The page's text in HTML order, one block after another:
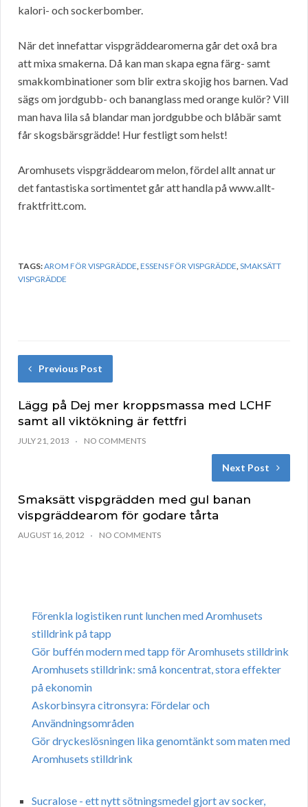
kalori- och sockerbomber.
När det innefattar vispgräddearomerna går det oxå bra
att mixa smakerna. Då kan man skapa egna färg- samt
smakkombinationer som blir extra skojig hos barnen. Vad
sägs om jordgubb- och bananglass med orange kulör? Vill
man hava lila så blandar man jordgubbe och blåbär samt
får skogsbärsgrädde! Hur festligt som helst!
Aromhusets vispgräddearom melon, fördel allt annat ur
det fantastiska sortimentet går att handla på www.allt-
fraktfritt.com.
TAGS:AROM FÖR VISPGRÄDDE ESSENS FÖR VISPGRÄDDE SMAKSÄTT
VISPGRÄDDE
Previous Post
Lägg på Dej mer kroppsmassa med LCHF
samt all viktökning är fettfri
JULY 21, 2013 NO COMMENTS
Next Post
Smaksätt vispgrädden med gul banan
vispgräddearom för godare tårta
AUGUST 16, 2012 NO COMMENTS
Förenkla logistiken runt lunchen med Aromhusets
stilldrink på tapp
Gör buffén modern med tapp för Aromhusets stilldrink
Aromhusets stilldrink: små koncentrat, stora effekter
på ekonomin
Askorbinsyra citronsyra: Fördelar och
Användningsområden
Gör dryckeslösningen lika genomtänkt som maten med
Aromhusets stilldrink
Sucralose - ett nytt sötningsmedel gjort av socker,